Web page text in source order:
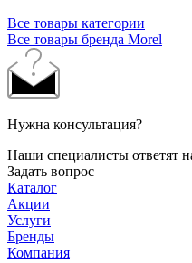
Все товары категории
Все товары бренда Morel
Нужна консультация?
Наши специалисты ответят
Задать вопрос
Каталог
Акции
Услуги
Бренды
Компания